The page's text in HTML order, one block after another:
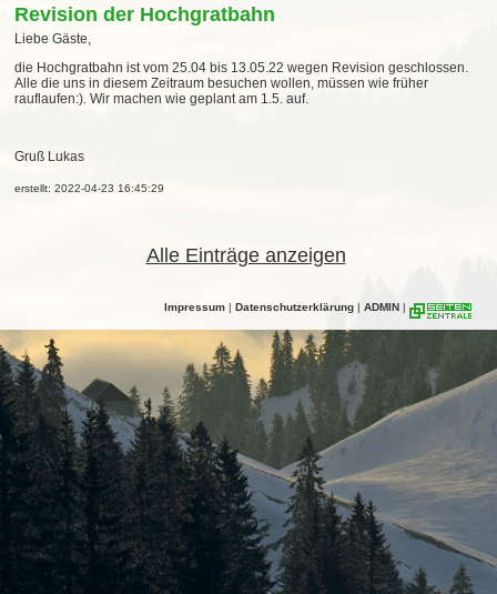
Revision der Hochgratbahn
Liebe Gäste,
die Hochgratbahn ist vom 25.04 bis 13.05.22 wegen Revision geschlossen.
Alle die uns in diesem Zeitraum besuchen wollen, müssen wie früher
rauflaufen:). Wir machen wie geplant am 1.5. auf.
Gruß Lukas
erstellt: 2022-04-23 16:45:29
Alle Einträge anzeigen
Impressum | Datenschutzerklärung | ADMIN |